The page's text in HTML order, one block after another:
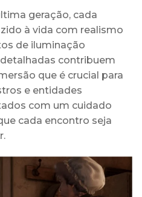
geração, cada
à vida com realismo
de iluminação
contribuem
que é crucial para
e entidades
com um cuidado
cada encontro seja